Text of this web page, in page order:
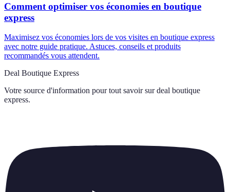
Comment optimiser vos économies en boutique
express
Maximisez vos économies lors de vos visites en boutique express
avec notre guide pratique. Astuces, conseils et produits
recommandés vous attendent.
Deal Boutique Express
Votre source d'information pour tout savoir sur deal boutique
express.